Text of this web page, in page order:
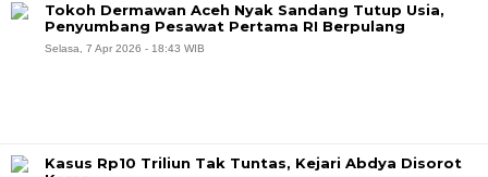
Tokoh Dermawan Aceh Nyak Sandang Tutup Usia,
Penyumbang Pesawat Pertama RI Berpulang
Selasa, 7 Apr 2026 - 18:43 WIB
Kasus Rp10 Triliun Tak Tuntas, Kejari Abdya Disorot